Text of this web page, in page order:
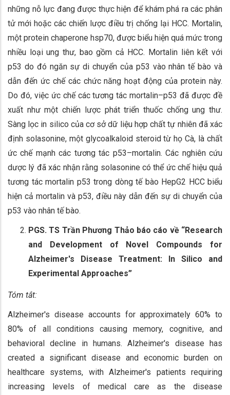
những nỗ lực đang được thực hiện để khám phá ra các phân
tử mới hoặc các chiến lược điều trị chống lại HCC. Mortalin,
một protein chaperone hsp70, được biểu hiện quá mức trong
nhiều loại ung thư, bao gồm cả HCC. Mortalin liên kết với
p53 do đó ngăn sự di chuyển của p53 vào nhân tế bào và
dẫn đến ức chế các chức năng hoạt động của protein này.
Do đó, việc ức chế các tương tác mortalin–p53 đã được đề
xuất như một chiến lược phát triển thuốc chống ung thư.
Sàng lọc in silico của cơ sở dữ liệu hợp chất tự nhiên đã xác
định solasonine, một glycoalkaloid steroid từ họ Cà, là chất
ức chế mạnh các tương tác p53–mortalin. Các nghiên cứu
dược lý đã xác nhận rằng solasonine có thể ức chế hiệu quả
tương tác mortalin p53 trong dòng tế bào HepG2 HCC biểu
hiện cả mortalin và p53, điều này dẫn đến sự di chuyển của
p53 vào nhân tế bào.
PGS. TS Trần Phương Thảo báo cáo về “Research
and Development of Novel Compounds for
Alzheimer's Disease Treatment: In Silico and
Experimental Approaches”
Tóm tắt:
Alzheimer's disease accounts for approximately 60% to
80% of all conditions causing memory, cognitive, and
behavioral decline in humans. Alzheimer's disease has
created a significant disease and economic burden on
healthcare systems, with Alzheimer's patients requiring
increasing levels of medical care as the disease